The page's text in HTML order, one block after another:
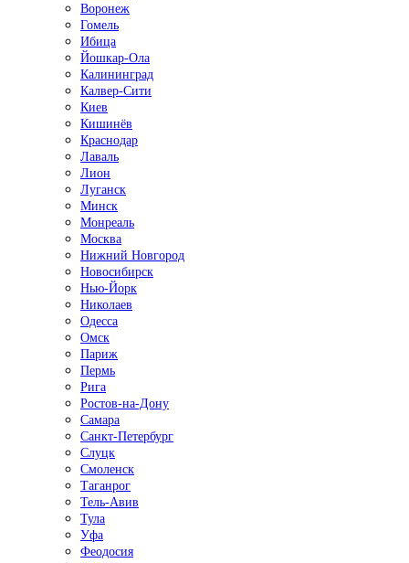
Воронеж
Гомель
Ибица
Йошкар-Ола
Калининград
Калвер-Сити
Киев
Кишинёв
Краснодар
Лаваль
Лион
Луганск
Минск
Монреаль
Москва
Нижний Новгород
Новосибирск
Нью-Йорк
Николаев
Одесса
Омск
Париж
Пермь
Рига
Ростов-на-Дону
Самара
Санкт-Петербург
Слуцк
Смоленск
Таганрог
Тель-Авив
Тула
Уфа
Феодосия